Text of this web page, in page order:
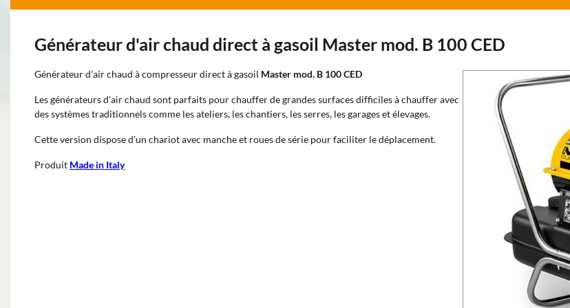
Générateur d'air chaud direct à gasoil Master mod. B 100 CED
Générateur d'air chaud à compresseur direct à gasoil Master mod. B 100 CED
Les générateurs d'air chaud sont parfaits pour chauffer de grandes surfaces difficiles à chauffer avec
des systèmes traditionnels comme les ateliers, les chantiers, les serres, les garages et élevages.
Cette version dispose d'un chariot avec manche et roues de série pour faciliter le déplacement.
Produit Made in Italy